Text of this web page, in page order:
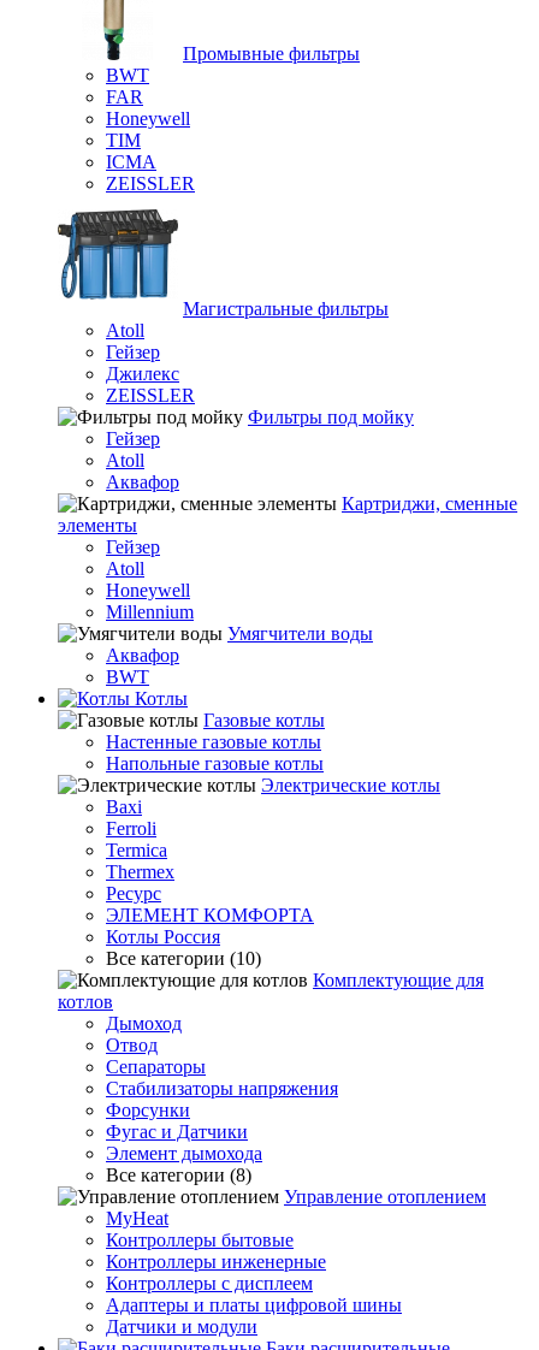
Промывные фильтры
BWT
FAR
Honeywell
TIM
ICMA
ZEISSLER
Магистральные фильтры
Atoll
Гейзер
Джилекс
ZEISSLER
Фильтры под мойку
Гейзер
Atoll
Аквафор
Картриджи, сменные
элементы
Гейзер
Atoll
Honeywell
Millennium
Умягчители воды
Аквафор
BWT
Котлы
Гaзовые котлы
Настенные газовые котлы
Напольные газовые котлы
Электрические котлы
Baxi
Ferroli
Termica
Thermex
Ресурс
ЭЛЕМЕНТ КОМФОРТА
Котлы Россия
Все категории (10)
Комплектующие для
котлов
Дымоход
Отвод
Сепараторы
Стабилизаторы напряжения
Форсунки
Фугас и Датчики
Элемент дымохода
Все категории (8)
Управление отоплением
MyHeat
Контроллеры бытовые
Контроллеры инженерные
Контроллеры с дисплеем
Адаптеры и платы цифровой шины
Датчики и модули